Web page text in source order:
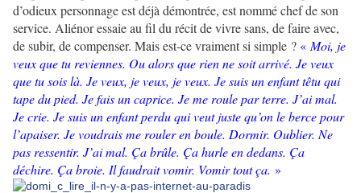
d’odieux personnage est déjà démontrée, est nommé chef de son
service. Aliénor essaie au fil du récit de vivre sans, de faire avec,
de subir, de compenser. Mais est-ce vraiment si simple ? « Moi, je
veux que tu reviennes. Ou alors que rien ne soit arrivé. Je veux
que tu sois là. Je veux, je veux, je veux. Je suis un enfant têtu qui
tape du pied. Je fais un caprice. Je me roule par terre. J’ai mal.
Je crie. Je suis un enfant perdu qui veut juste qu’on le berce pour
l’apaiser. Je voudrais me rouler en boule. Dormir. Oublier. Ne
pas ressentir. J’ai mal. Ça brûle. Ça hurle en dedans. Ça
déchire. Ça broie. Il faudrait vomir. Vomir tout ça. »